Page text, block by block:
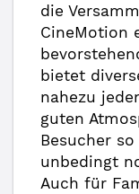
die
CineMotion
bietet
nahezu
guten
Besucher
unbedingt
Auch für